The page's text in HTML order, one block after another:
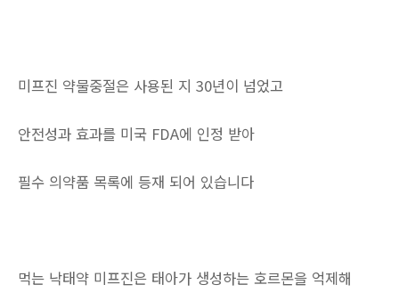
미프진 약물중절은 사용된 지 30년이 넘었고
안전성과 효과를 미국 FDA에 인정 받아
필수 의약품 목록에 등재 되어 있습니다
먹는 낙태약 미프진은 태아가 생성하는 호르몬을 억제해